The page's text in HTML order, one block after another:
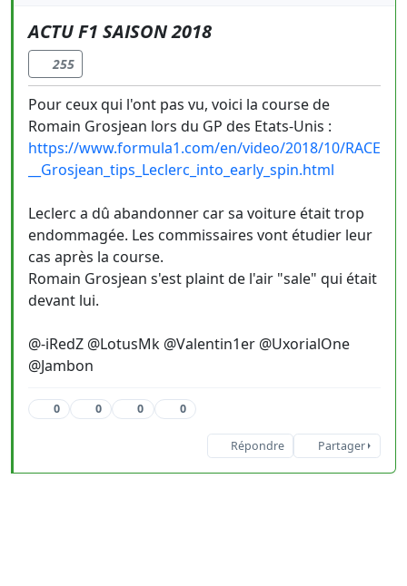
ACTU F1 SAISON 2018
255
Pour ceux qui l'ont pas vu, voici la course de
Romain Grosjean lors du GP des Etats-Unis :
https://www.formula1.com/en/video/2018/10/RACE
__Grosjean_tips_Leclerc_into_early_spin.html
Leclerc a dû abandonner car sa voiture était trop
endommagée. Les commissaires vont étudier leur
cas après la course.
Romain Grosjean s'est plaint de l'air "sale" qui était
devant lui.
@-iRedZ @LotusMk @Valentin1er @UxorialOne
@Jambon
0 0 0 0
Répondre Partager